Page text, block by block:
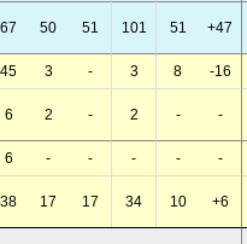
67 50 51 101 51 +47
45 3 - 3 8 -16
6 2 - 2 - -
6 - - - - -
38 17 17 34 10 +6